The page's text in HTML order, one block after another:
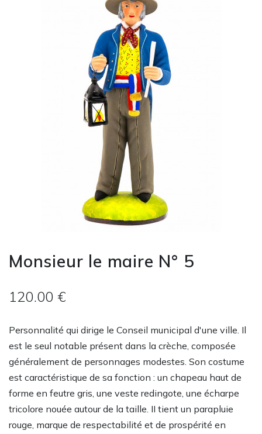
Monsieur le maire N° 5
120.00 €
Personnalité qui dirige le Conseil municipal d'une ville. Il
est le seul notable présent dans la crèche, composée
généralement de personnages modestes. Son costume
est caractéristique de sa fonction : un chapeau haut de
forme en feutre gris, une veste redingote, une écharpe
tricolore nouée autour de la taille. II tient un parapluie
rouge, marque de respectabilité et de prospérité en